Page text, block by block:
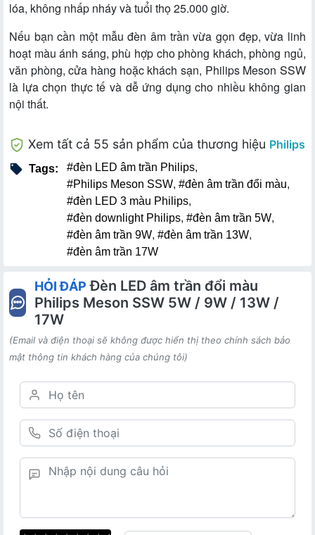
lóa, không nhấp nháy và tuổi thọ 25.000 giờ.
Nếu bạn cần một mẫu đèn âm trần vừa gọn đẹp, vừa linh
hoạt màu ánh sáng, phù hợp cho phòng khách, phòng ngủ,
văn phòng, cửa hàng hoặc khách sạn, Philips Meson SSW
là lựa chọn thực tế và dễ ứng dụng cho nhiều không gian
nội thất.
Xem tất cả 55 sản phẩm của thương hiệu Philips
Tags: #đèn LED âm trần Philips,
#Philips Meson SSW, #đèn âm trần đổi màu,
#đèn LED 3 màu Philips,
#đèn downlight Philips, #đèn âm trần 5W,
#đèn âm trần 9W, #đèn âm trần 13W,
#đèn âm trần 17W
HỎI ĐÁP Đèn LED âm trần đổi màu
Philips Meson SSW 5W / 9W / 13W /
17W
(Email và điện thoại sẽ không được hiển thị theo chính sách bảo
mật thông tin khách hàng của chúng tôi)